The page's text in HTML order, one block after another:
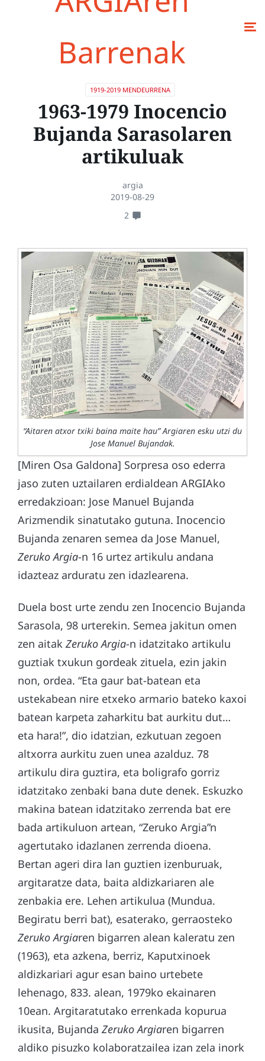
Barrenak
1919-2019 MENDEURRENA
1963-1979 Inocencio
Bujanda Sarasolaren
artikuluak
argia
2019-08-29
2
“Aitaren atxor txiki baina maite hau” Argiaren esku utzi du
Jose Manuel Bujandak.
[Miren Osa Galdona] Sorpresa oso ederra
jaso zuten uztailaren erdialdean ARGIAko
erredakzioan: Jose Manuel Bujanda
Arizmendik sinatutako gutuna. Inocencio
Bujanda zenaren semea da Jose Manuel,
Zeruko Argia-n 16 urtez artikulu andana
idazteaz arduratu zen idazlearena.
Duela bost urte zendu zen Inocencio Bujanda
Sarasola, 98 urterekin. Semea jakitun omen
zen aitak Zeruko Argia-n idatzitako artikulu
guztiak txukun gordeak zituela, ezin jakin
non, ordea. “Eta gaur bat-batean eta
ustekabean nire etxeko armario bateko kaxoi
batean karpeta zaharkitu bat aurkitu dut…
eta hara!”, dio idatzian, ezkutuan zegoen
altxorra aurkitu zuen unea azalduz. 78
artikulu dira guztira, eta boligrafo gorriz
idatzitako zenbaki bana dute denek. Eskuzko
makina batean idatzitako zerrenda bat ere
bada artikuluon artean, “Zeruko Argia”n
agertutako idazlanen zerrenda dioena.
Bertan ageri dira lan guztien izenburuak,
argitaratze data, baita aldizkariaren ale
zenbakia ere. Lehen artikulua (Mundua.
Begiratu berri bat), esaterako, gerraosteko
Zeruko Argiaren bigarren alean kaleratu zen
(1963), eta azkena, berriz, Kaputxinoek
aldizkariari agur esan baino urtebete
lehenago, 833. alean, 1979ko ekainaren
10ean. Argitaratutako errenkada kopurua
ikusita, Bujanda Zeruko Argiaren bigarren
aldiko pisuzko kolaboratzailea izan zela inork